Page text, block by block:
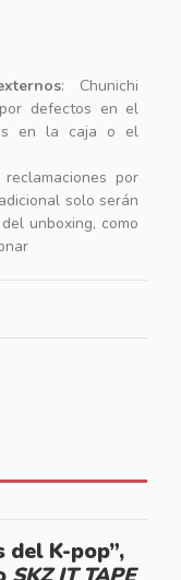
: Chunichi
defectos en el
en la caja o el
por
solo serán
unboxing, como
del K-pop”,